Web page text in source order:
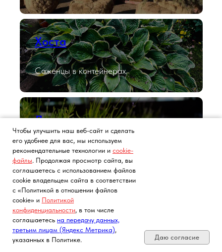
Хоста
Саженцы в контейнерах.
Лаванда
Саженцы в контейнерах.
Розы с ЗКС
Роза английская, флорибунда, спрей
(пионовидная), плетистая, чайно-гибридная.
Чтобы улучшить наш веб-сайт и сделать
его удобнее для вас, мы используем
рекомендательные технологии и cookie-
файлы. Продолжая просмотр сайта, вы
соглашаетесь с использованием файлов
cookie владельцем сайта в соответствии
с «Политикой в отношении файлов
cookie» и Политикой
конфиденциальности, в том числе
соглашаетесь на передачу данных,
третьим лицам (Яндекс Метрика),
указанных в Политике.
Даю согласие